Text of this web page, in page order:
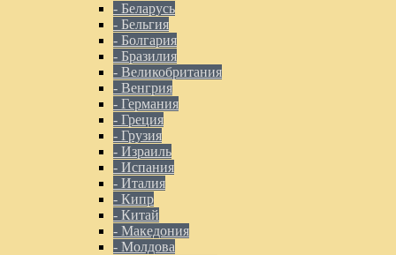
- Беларусь
- Бельгия
- Болгария
- Бразилия
- Великобритания
- Венгрия
- Германия
- Греция
- Грузия
- Израиль
- Испания
- Италия
- Кипр
- Китай
- Македония
- Молдова